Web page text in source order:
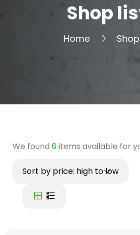
Shop
Home
We found 6 items available for
Sort by price: high to low